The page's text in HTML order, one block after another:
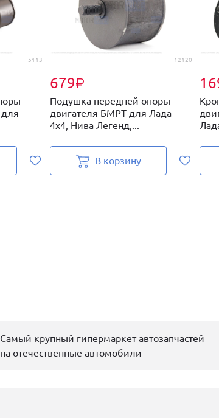
5113
для
12120
679₽
Подушка передней опоры
двигателя БМРТ для Лада
4х4, Нива Легенд,...
В корзину
Самый крупный гипермаркет автозапчастей
на отечественные автомобили